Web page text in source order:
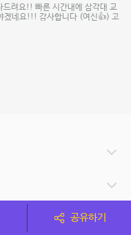
드려요!! 빠른 시간내에 삼각대 교
겠네요!!! 감사합니다 (여신👍) 고
공유하기